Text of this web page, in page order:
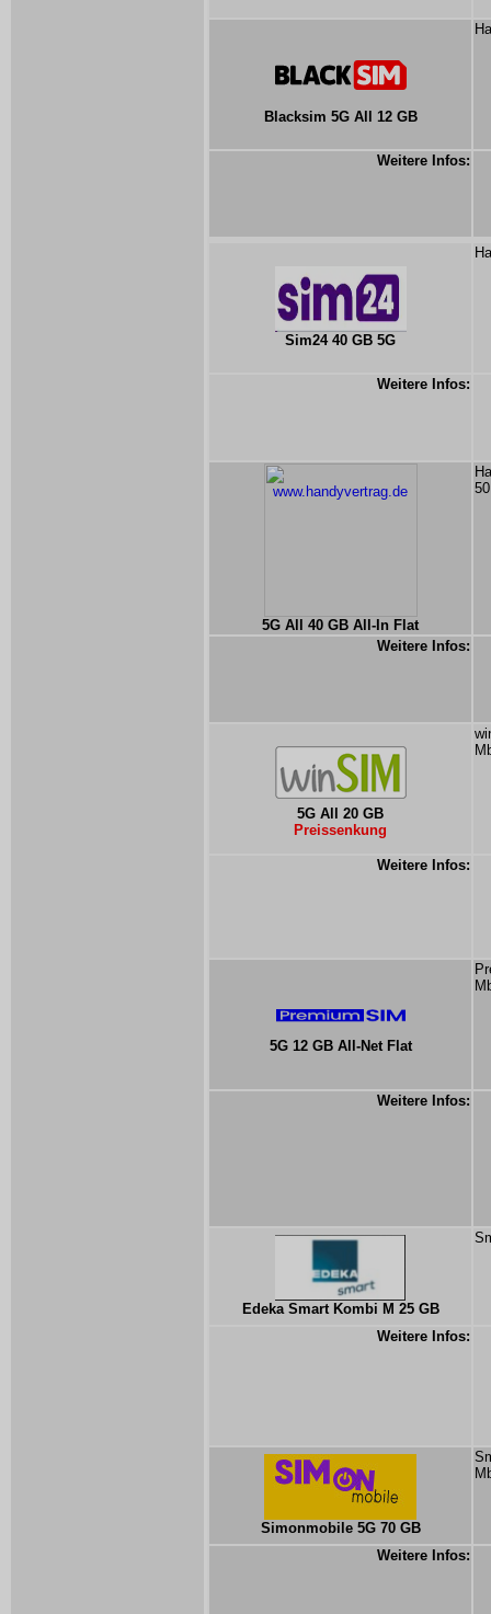
Blacksim 5G All 12 GB
Weitere Infos:
Sim24 40 GB 5G
Weitere Infos:
5G All 40 GB All-In Flat
Weitere Infos:
5G All 20 GB
Preissenkung
Weitere Infos:
5G 12 GB All-Net Flat
Weitere Infos:
Edeka Smart Kombi M 25 GB
Weitere Infos:
Simonmobile 5G 70 GB
Weitere Infos: